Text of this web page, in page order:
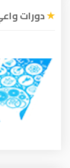
دورات